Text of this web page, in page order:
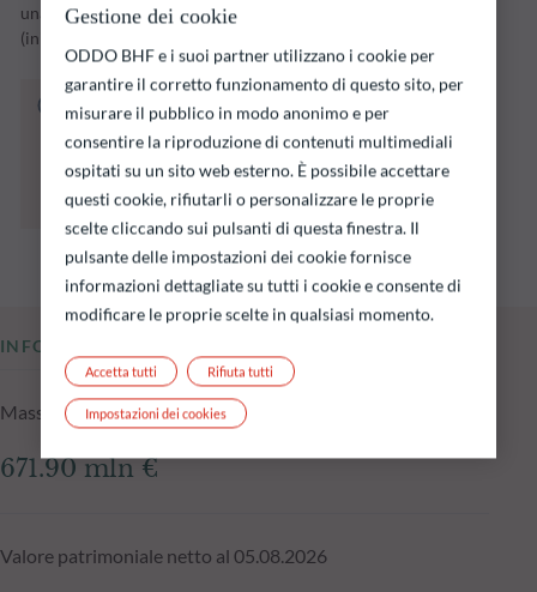
una data di scadenza stabilita dalla Società di gestione
(inizialmente il 31 dicembre 2028).
Il fondo indicato di seguito comporta un
rischio di perdita di capitale.
Si ricorda che i rendimenti passati non sono
indicativi di quelli futuri e possono variare nel
tempo.
INFORMAZIONI CHIAVE
Masse in gestione del fondo al 05.08.2026
671.90 mln €
Valore patrimoniale netto al 05.08.2026
Gestione dei cookie
ODDO BHF e i suoi partner utilizzano i cookie per
garantire il corretto funzionamento di questo sito, per
misurare il pubblico in modo anonimo e per
consentire la riproduzione di contenuti multimediali
ospitati su un sito web esterno. È possibile accettare
questi cookie, rifiutarli o personalizzare le proprie
scelte cliccando sui pulsanti di questa finestra. Il
pulsante delle impostazioni dei cookie fornisce
informazioni dettagliate su tutti i cookie e consente di
modificare le proprie scelte in qualsiasi momento.
Rifiuta tutti
Accetta tutti
Impostazioni dei cookies